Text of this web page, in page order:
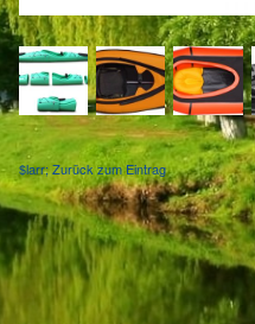
$larr; Zurück zum Eintrag